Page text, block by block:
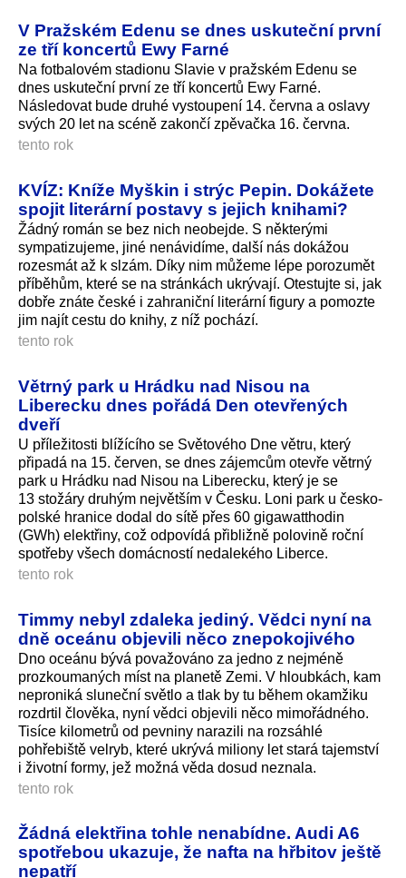
V Pražském Edenu se dnes uskuteční první
ze tří koncertů Ewy Farné
Na fotbalovém stadionu Slavie v pražském Edenu se
dnes uskuteční první ze tří koncertů Ewy Farné.
Následovat bude druhé vystoupení 14. června a oslavy
svých 20 let na scéně zakončí zpěvačka 16. června.
tento rok
KVÍZ: Kníže Myškin i strýc Pepin. Dokážete
spojit literární postavy s jejich knihami?
Žádný román se bez nich neobejde. S některými
sympatizujeme, jiné nenávidíme, další nás dokážou
rozesmát až k slzám. Díky nim můžeme lépe porozumět
příběhům, které se na stránkách ukrývají. Otestujte si, jak
dobře znáte české i zahraniční literární figury a pomozte
jim najít cestu do knihy, z níž pochází.
tento rok
Větrný park u Hrádku nad Nisou na
Liberecku dnes pořádá Den otevřených
dveří
U příležitosti blížícího se Světového Dne větru, který
připadá na 15. červen, se dnes zájemcům otevře větrný
park u Hrádku nad Nisou na Liberecku, který je se
13 stožáry druhým největším v Česku. Loni park u česko-
polské hranice dodal do sítě přes 60 gigawatthodin
(GWh) elektřiny, což odpovídá přibližně polovině roční
spotřeby všech domácností nedalekého Liberce.
tento rok
Timmy nebyl zdaleka jediný. Vědci nyní na
dně oceánu objevili něco znepokojivého
Dno oceánu bývá považováno za jedno z nejméně
prozkoumaných míst na planetě Zemi. V hloubkách, kam
neproniká sluneční světlo a tlak by tu během okamžiku
rozdrtil člověka, nyní vědci objevili něco mimořádného.
Tisíce kilometrů od pevniny narazili na rozsáhlé
pohřebiště velryb, které ukrývá miliony let stará tajemství
i životní formy, jež možná věda dosud neznala.
tento rok
Žádná elektřina tohle nenabídne. Audi A6
spotřebou ukazuje, že nafta na hřbitov ještě
nepatří